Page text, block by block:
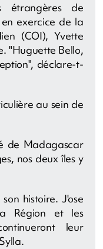
étrangères de
exercice de la
(COI), Yvette
"Huguette Bello,
déclare-t-
au sein de
de Madagascar
nos deux îles y
histoire. J'ose
Région et les
leur